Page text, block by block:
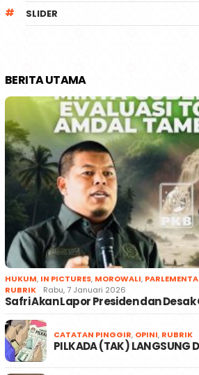
SLIDER
BERITA UTAMA
HUKUM, IN PICTURES, MOROWALI,
RUBRIK
Rabu, 7 Januari 2026
Safri Akan Lapor Presiden dan
CATATAN PINGGIR, OPINI, RUBRIK
PILKADA (TAK) LANGSUNG